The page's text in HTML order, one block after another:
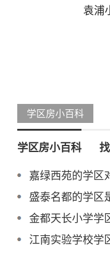
袁浦
学区房小百科
学区房小百科
嘉绿西苑的学区
盛泰名都的学区
金都天长小学学
江南实验学校学